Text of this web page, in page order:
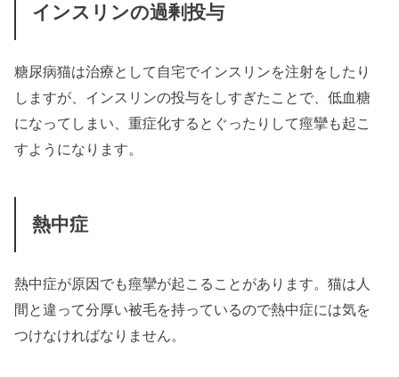
インスリンの過剰投与
糖尿病猫は治療として自宅でインスリンを注射をしたり
しますが、インスリンの投与をしすぎたことで、低血糖
になってしまい、重症化するとぐったりして痙攣も起こ
すようになります。
熱中症
熱中症が原因でも痙攣が起こることがあります。猫は人
間と違って分厚い被毛を持っているので熱中症には気を
つけなければなりません。